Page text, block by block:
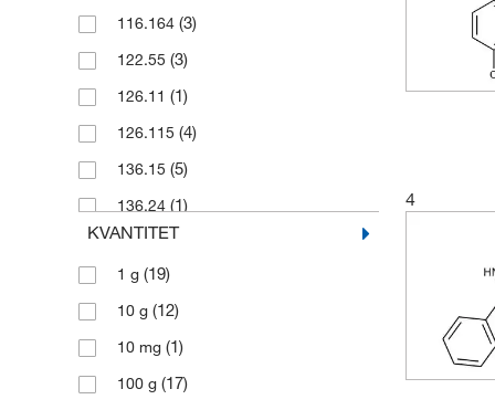
116.164 (3)
122.55 (3)
126.11 (1)
126.115 (4)
136.15 (5)
136.24 (1)
137.14(5)
137.142
151.17(7)
152.15(4)
152.153(3)
KVANTITET
1 g (19)
10 g (12)
10 mg (1)
100 g (17)
4